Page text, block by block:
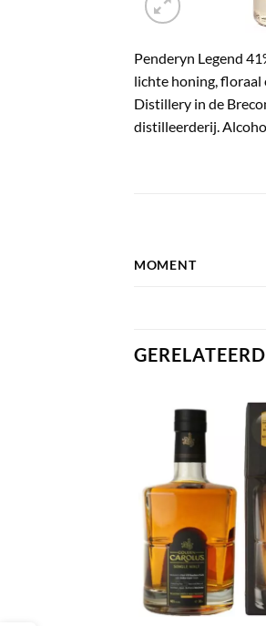
Penderyn Legend
lichte honing, floraal
Distillery in de
distilleerderij.
MOMENT